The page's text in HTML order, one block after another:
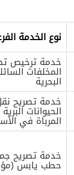
نوع الخدمة
خدمة ترخيص
المخلفات
البحرية
خدمة تصريح
الحيوانات
المرباة في
خدمة تصريح
حطب يابس